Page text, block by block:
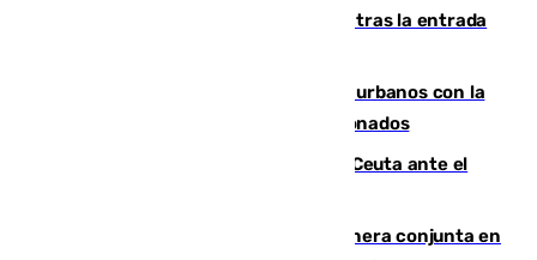
El Gobierno registra 1.342 menores tras la entrada
Cádiz despide seis «puntos negros» urbanos con la
orden de retirada para quioscos abandonados
La Armada suma cuatro buques en Ceuta ante el
Guardia Civil y RFEF trabajan de manera conjunta en